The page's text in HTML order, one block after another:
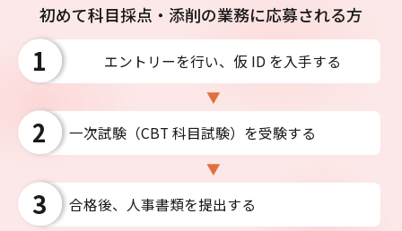
初めて科目採点・添削の業務に応募される方
エントリーを行い、仮 ID を入手する
一次試験（CBT 科目試験）を受験する
合格後、人事書類を提出する